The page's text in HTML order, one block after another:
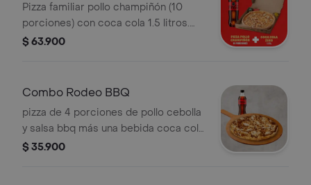
Pizza familiar pollo champiñón (10
porciones) con coca cola 1.5 litros.
Incluye Salsa de Ajo, Sazonador
$ 63.900
Combo Rodeo BBQ
pizza de 4 porciones de pollo cebolla
y salsa bbq más una bebida coca cola
de 400 ml, (No incluye coleccionable
$ 35.900